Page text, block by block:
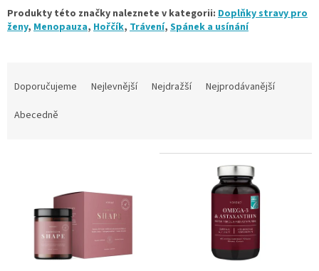
Produkty této značky naleznete v kategorii: Doplňky stravy pro
ženy, Menopauza, Hořčík, Trávení, Spánek a usínání
Doporučujeme Nejlevnější Nejdražší
Nejprodávanější
Abecedně